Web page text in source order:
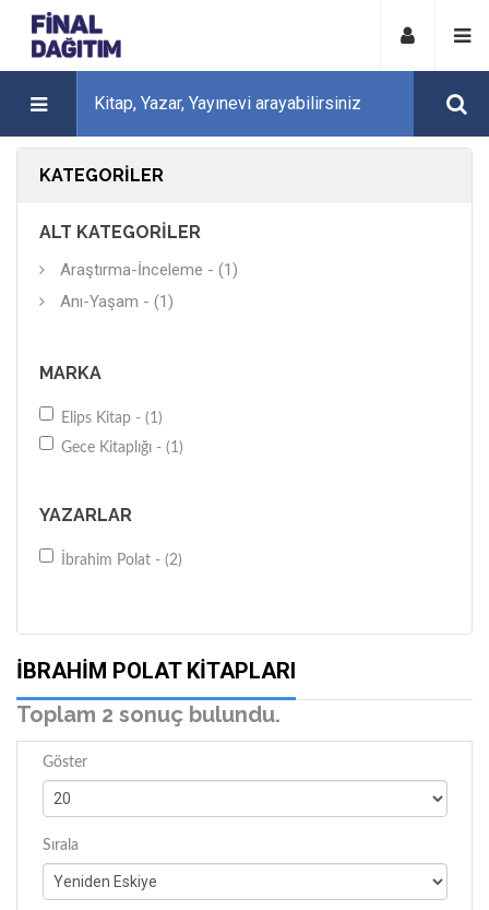
KATEGORILER
ALT KATEGORILER
Araştırma-İnceleme - (1)
Anı-Yaşam - (1)
MARKA
Elips Kitap - (1)
Gece Kitaplığı - (1)
YAZARLAR
İbrahim Polat - (2)
İBRAHIM POLAT KITAPLARI
Toplam 2 sonuç bulundu.
Göster
Sırala